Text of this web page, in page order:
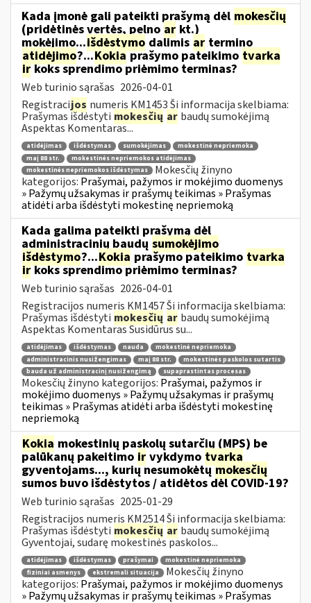
Kada įmonė gali pateikti prašymą dėl mokesčių
(pridėtinės vertės, pelno ar kt.)
mokėjimo...išdėstymo dalimis ar termino
atidėjimo?...Kokiaprašymo pateikimo tvarka
irkoks sprendimo priėmimo terminas?
Web turinio sąrašas 2026-04-01
Registracijos numeris KM1453 Ši informacija skelbiama:
Prašymas išdėstyti mokesčių ar baudų sumokėjimą
Aspektas Komentaras...
atidėjimas išdėstymas sumokėjimas
mokestinė nepriemoka
maį 88 str.
mokestinės nepriemokos atidėjimas
mokestinės nepriemokos išdėstymas
Mokesčių žinyno
kategorijos: Prašymai, pažymos ir mokėjimo duomenys
» Pažymų užsakymas ir prašymų teikimas » Prašymas
atidėti arba išdėstyti mokestinę nepriemoką
Kada galima pateikti prašymą dėl
administracinių baudų sumokėjimo
išdėstymo?...Kokia prašymo pateikimo tvarka
irkoks sprendimo priėmimo terminas?
Web turinio sąrašas 2026-04-01
Registracijos numeris KM1457 Ši informacija skelbiama:
Prašymas išdėstyti mokesčių ar baudų sumokėjimą
Aspektas Komentaras Susidūrus su...
atidėjimas išdėstymas nauda
mokestinė nepriemoka
administracinis nusižengimas
maį 88 str.
mokestinės paskolos sutartis
bauda už administracinį nusižengimą
supaprastintas procesas
Mokesčių žinyno kategorijos: Prašymai, pažymos ir
mokėjimo duomenys » Pažymų užsakymas ir prašymų
teikimas » Prašymas atidėti arba išdėstyti mokestinę
nepriemoką
Kokia mokestinių paskolų sutarčių (MPS) be
palūkanų pakeitimo ir vykdymo tvarka
gyventojams..., kurių nesumokėtųmokesčių
sumos buvo išdėstytos / atidėtos dėl COVID-19?
Web turinio sąrašas 2025-01-29
Registracijos numeris KM2514 Ši informacija skelbiama:
Prašymas išdėstyti mokesčių ar baudų sumokėjimą
Gyventojai, sudarę mokestinės paskolos...
atidėjimas išdėstymas prašymai
mokestinė nepriemoka
fiziniai asmenys
ekstremali situacija
Mokesčių žinyno
kategorijos: Prašymai, pažymos ir mokėjimo duomenys
» Pažymų užsakymas ir prašymų teikimas » Prašymas